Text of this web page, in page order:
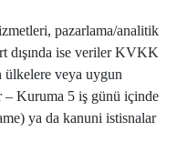
pazarlama/analitik
dışında ise veriler KVKK
ülkelere veya uygun
– Kuruma 5 iş günü içinde
ya da kanuni istisnalar